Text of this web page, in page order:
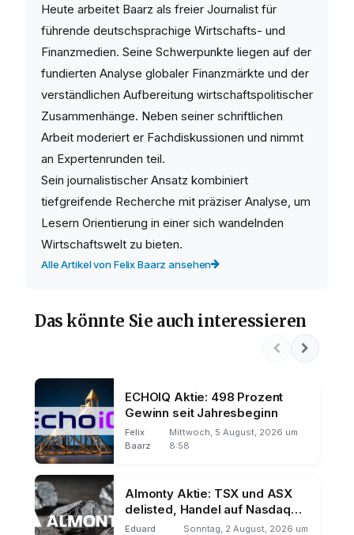
Heute arbeitet Baarz als freier Journalist für
führende deutschsprachige Wirtschafts- und
Finanzmedien. Seine Schwerpunkte liegen auf der
fundierten Analyse globaler Finanzmärkte und der
verständlichen Aufbereitung wirtschaftspolitischer
Zusammenhänge. Neben seiner schriftlichen
Arbeit moderiert er Fachdiskussionen und nimmt
an Expertenrunden teil.
Sein journalistischer Ansatz kombiniert
tiefgreifende Recherche mit präziser Analyse, um
Lesern Orientierung in einer sich wandelnden
Wirtschaftswelt zu bieten.
Alle Artikel von Felix Baarz ansehen
Das könnte Sie auch interessieren
ECHOIQ Aktie: 498 Prozent
Gewinn seit Jahresbeginn
Felix
Baarz
Mittwoch, 5 August, 2026 um
8:58
Almonty Aktie: TSX und ASX
delisted, Handel auf Nasdaq
und Frankfurt
Eduard
Sonntag, 2 August, 2026 um